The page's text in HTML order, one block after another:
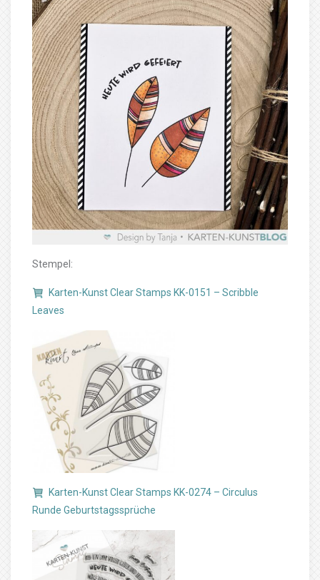
Stempel:
Karten-Kunst Clear Stamps KK-0151 – Scribble
Leaves
Karten-Kunst Clear Stamps KK-0274 – Circulus
Runde Geburtstagssprüche